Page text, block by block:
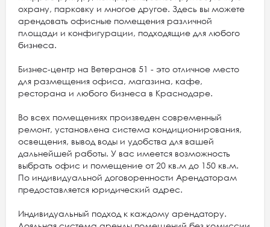
охрану, парковку и многое другое. Здесь вы можете
арендовать офисные помещения различной
площади и конфигурации, подходящие для любого
бизнеса.
Бизнес-центр на Ветеранов 51 - это отличное место
для размещения офиса, магазина, кафе,
ресторана и любого бизнеса в Краснодаре.
Во всех помещениях произведен современный
ремонт, установлена система кондиционирования,
освещения, вывод воды и удобства для вашей
дальнейшей работы. У вас имеется возможность
выбрать офис и помещение от 20 кв.м до 150 кв.м.
По индивидуальной договоренности Арендаторам
предоставляется юридический адрес.
Индивидуальный подход к каждому арендатору.